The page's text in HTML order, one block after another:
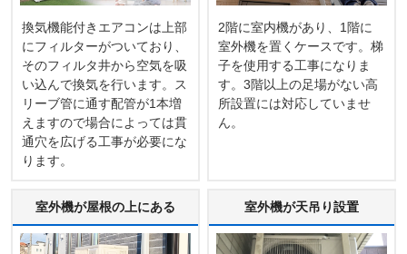
換気機能付きエアコンは上部
にフィルターがついており、
そのフィルタ井から空気を吸
い込んで換気を行います。ス
リーブ管に通す配管が1本増
えますので場合によっては貫
通穴を広げる工事が必要にな
ります。
2階に室内機があり、1階に
室外機を置くケースです。梯
子を使用する工事になりま
す。3階以上の足場がない高
所設置には対応していませ
ん。
室外機が屋根の上にある 室外機が天吊り設置